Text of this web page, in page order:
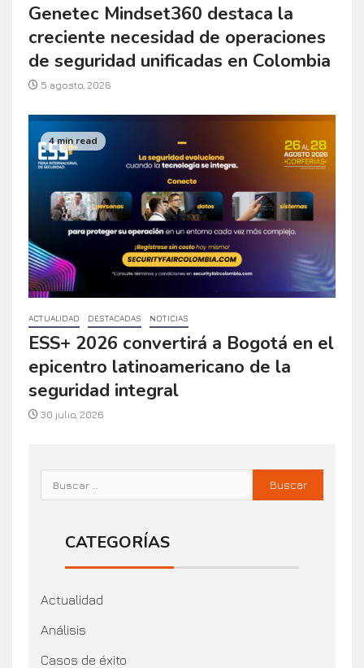
Genetec Mindset360 destaca la
creciente necesidad de operaciones
de seguridad unificadas en Colombia
5 agosto, 2026
4 min read
ACTUALIDAD DESTACADAS NOTICIAS
ESS+ 2026 convertirá a Bogotá en el
epicentro latinoamericano de la
seguridad integral
30 julio, 2026
CATEGORÍAS
Actualidad
Análisis
Casos de éxito